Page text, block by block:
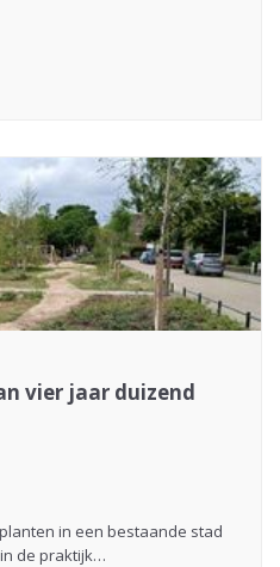
vier jaar duizend
in een bestaande stad
de praktijk…